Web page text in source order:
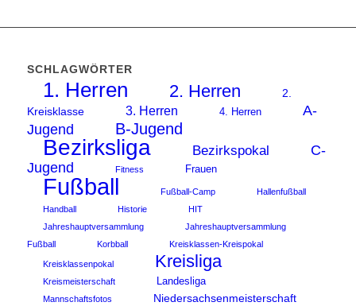
SCHLAGWÖRTER
1. Herren 2. Herren
2.
Kreisklasse
3. Herren 4. Herren
A-
Jugend
B-Jugend
Bezirksliga Bezirkspokal
C-
Jugend
Fitness Frauen
Fußball Fußball-Camp
Hallenfußball
Handball
Historie
HIT
Jahreshauptversammlung
Jahreshauptversammlung
Fußball
Korbball Kreisklassen-Kreispokal
Kreisklassenpokal Kreisliga
Kreismeisterschaft Landesliga
Mannschaftsfotos Niedersachsenmeisterschaft